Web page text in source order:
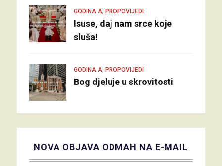
GODINA A, PROPOVIJEDI
Isuse, daj nam srce koje
sluša!
GODINA A, PROPOVIJEDI
Bog djeluje u skrovitosti
NOVA OBJAVA ODMAH NA E-MAIL